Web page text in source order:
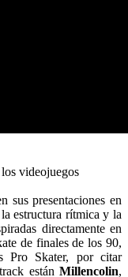
videojuegos
sus presentaciones en
estructura rítmica y la
directamente en
de finales de los 90,
Pro Skater, por citar
están Millencolin,